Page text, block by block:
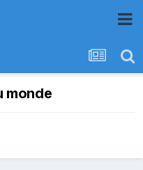
monde